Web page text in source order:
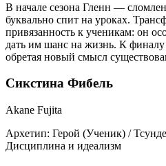
В начале сезона Гленн —
буквально спит на уроках.
привязанность к ученикам: он
дать им шанс на жизнь. К
обретая новый смысл
Сикстина Фибель
Akane Fujita
Архетип: Герой (Ученик) /
Дисциплина и идеализм